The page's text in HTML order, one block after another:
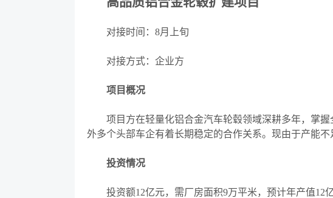
对接时间： 8月上旬
对接方式：企业方
项目概况
项目方在轻量化铝合金汽车轮毂领域深耕多年，掌握
外多个头部车企有着长期稳定的合作关系。现由于产能不
投资情况
投资额12亿元，需厂房面积9万平米，预计年产值